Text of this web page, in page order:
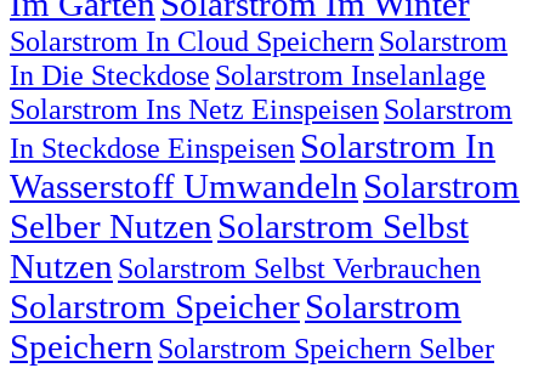
Solarstrom In Cloud Speichern Solarstrom
In Die Steckdose Solarstrom Inselanlage
Solarstrom Ins Netz Einspeisen Solarstrom
In Steckdose Einspeisen Solarstrom In
Wasserstoff Umwandeln Solarstrom
Selber Nutzen Solarstrom Selbst
Nutzen Solarstrom Selbst Verbrauchen
Solarstrom SpeicherSolarstrom
Speichern Solarstrom Speichern Selber